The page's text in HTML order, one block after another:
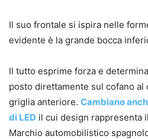
Il suo frontale si ispira nelle
evidente è la grande bocca
Il tutto esprime forza e
posto direttamente sul cofano al
griglia anteriore. Cambiano
di LED il cui design rappresenta
Marchio automobilistico